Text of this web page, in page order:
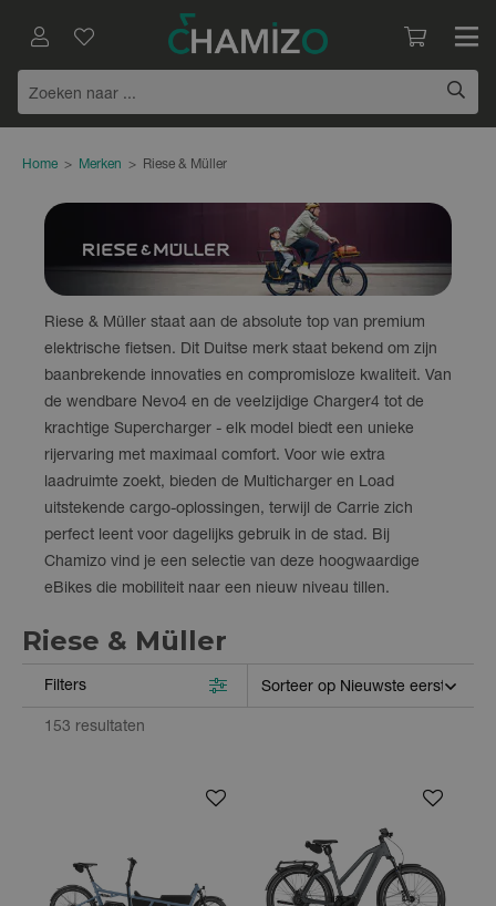
Home > Merken > Riese & Müller
Riese & Müller staat aan de absolute top van premium
elektrische fietsen. Dit Duitse merk staat bekend om zijn
baanbrekende innovaties en compromisloze kwaliteit. Van
de wendbare Nevo4 en de veelzijdige Charger4 tot de
krachtige Supercharger - elk model biedt een unieke
rijervaring met maximaal comfort. Voor wie extra
laadruimte zoekt, bieden de Multicharger en Load
uitstekende cargo-oplossingen, terwijl de Carrie zich
perfect leent voor dagelijks gebruik in de stad. Bij
Chamizo vind je een selectie van deze hoogwaardige
eBikes die mobiliteit naar een nieuw niveau tillen.
Riese & Müller
Filters
153 resultaten